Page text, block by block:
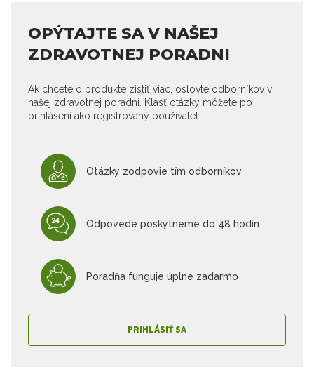
OPÝTAJTE SA V NAŠEJ
ZDRAVOTNEJ PORADNI
Ak chcete o produkte zistiť viac, oslovte odborníkov v
našej zdravotnej poradni. Klásť otázky môžete po
prihlásení ako registrovaný používateľ.
Otázky zodpovie tím odborníkov
Odpovede poskytneme do 48 hodín
Poradňa funguje úplne zadarmo
PRIHLÁSIŤ SA